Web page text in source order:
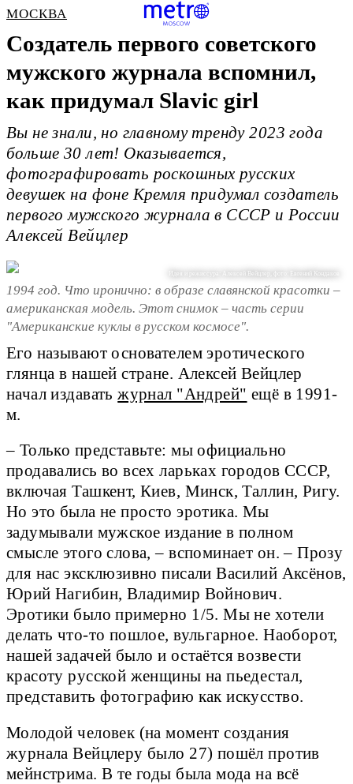
МОСКВА
Создатель первого советского
мужского журнала вспомнил,
как придумал Slavic girl
Вы не знали, но главному тренду 2023 года
больше 30 лет! Оказывается,
фотографировать роскошных русских
девушек на фоне Кремля придумал создатель
первого мужского журнала в СССР и России
Алексей Вейцлер
Идея и режиссура: Алексей Вейцлер, фото: Евгений Кондаков
1994 год. Что иронично: в образе славянской красотки –
американская модель. Этот снимок – часть серии
"Американские куклы в русском космосе".
Его называют основателем эротического
глянца в нашей стране. Алексей Вейцлер
начал издаватьжурнал "Андрей" ещё в 1991-
м.
– Только представьте: мы официально
продавались во всех ларьках городов СССР,
включая Ташкент, Киев, Минск, Таллин, Ригу.
Но это была не просто эротика. Мы
задумывали мужское издание в полном
смысле этого слова, – вспоминает он. – Прозу
для нас эксклюзивно писали Василий Аксёнов,
Юрий Нагибин, Владимир Войнович.
Эротики было примерно 1/5. Мы не хотели
делать что-то пошлое, вульгарное. Наоборот,
нашей задачей было и остаётся возвести
красоту русской женщины на пьедестал,
представить фотографию как искусство.
Молодой человек (на момент создания
журнала Вейцлеру было 27) пошёл против
мейнстрима. В те годы была мода на всё